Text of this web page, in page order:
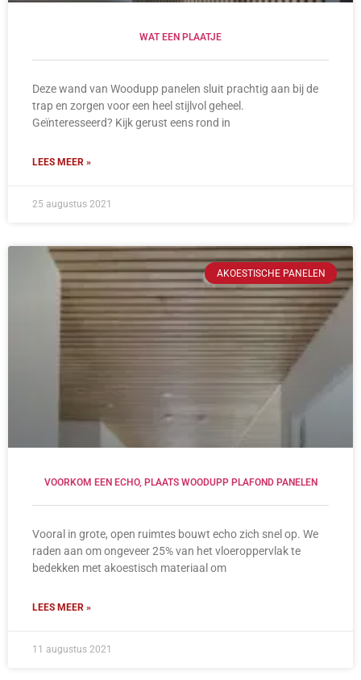
WAT EEN PLAATJE
Deze wand van Woodupp panelen sluit prachtig aan bij de
trap en zorgen voor een heel stijlvol geheel.
Geïnteresseerd? Kijk gerust eens rond in
LEES MEER »
25 augustus 2021
AKOESTISCHE PANELEN
VOORKOM EEN ECHO, PLAATS WOODUPP PLAFOND PANELEN
Vooral in grote, open ruimtes bouwt echo zich snel op. We
raden aan om ongeveer 25% van het vloeroppervlak te
bedekken met akoestisch materiaal om
LEES MEER »
11 augustus 2021